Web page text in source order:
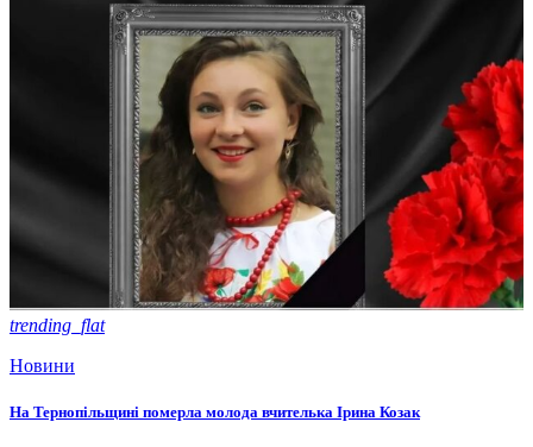
trending_flat
Новини
На Тернопільщині померла молода вчителька Ірина Козак